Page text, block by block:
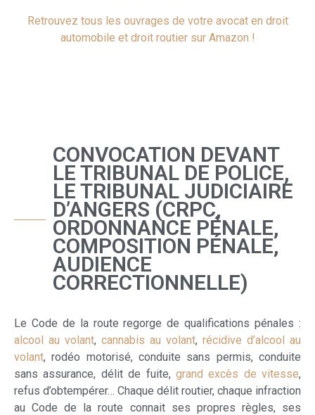
Retrouvez tous les ouvrages de votre avocat en droit
automobile et droit routier sur Amazon !
CONVOCATION DEVANT
LE TRIBUNAL DE POLICE,
LE TRIBUNAL JUDICIAIRE
D’ANGERS (CRPC,
ORDONNANCE PÉNALE,
COMPOSITION PÉNALE,
AUDIENCE
CORRECTIONNELLE)
Le Code de la route regorge de qualifications pénales :
alcool au volant, cannabis au volant, récidive d’alcool au
volant, rodéo motorisé, conduite sans permis, conduite
sans assurance, délit de fuite,grand excès de vitesse,
refus d’obtempérer… Chaque délit routier, chaque infraction
au Code de la route connait ses propres règles, ses